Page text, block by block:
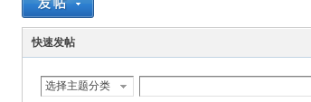
快速发帖
选择主题分类